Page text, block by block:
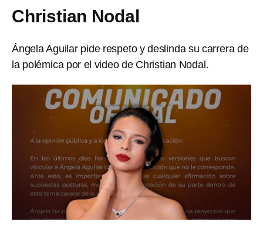
Christian Nodal
Ángela Aguilar pide respeto y deslinda su carrera de
la polémica por el video de Christian Nodal.